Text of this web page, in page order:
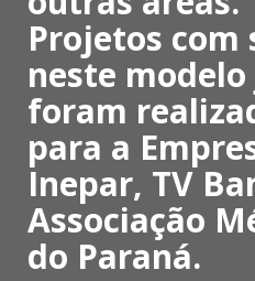
Projetos com
neste modelo
foram
para a
Inepar, TV
Associação
do Paraná.